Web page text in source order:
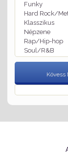
Funky
Hard Rock/
Klasszikus
Népzene
Rap/Hip-hop
Soul/R&B
Kövess